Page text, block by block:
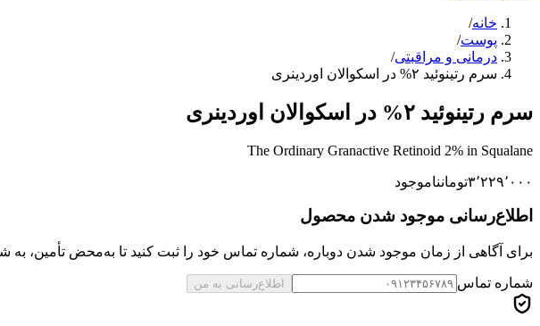
خانه/
پوست/
درمانی و مراقبتی/
سرم رتینوئید ۲% در اسکوالان اوردینری
سرم رتینوئید ۲% در اسکوالان اوردینری
The Ordinary Granactive Retinoid 2% in Squalane
۳٬۲۲۹٬۰۰۰تومانناموجود
اطلاع‌رسانی موجود شدن محصول
برای آگاهی از زمان موجود شدن دوباره، شماره تماس خود را ثبت کنید تا به‌محض تأمین، به
شماره تماس اطلاع‌رسانی به من